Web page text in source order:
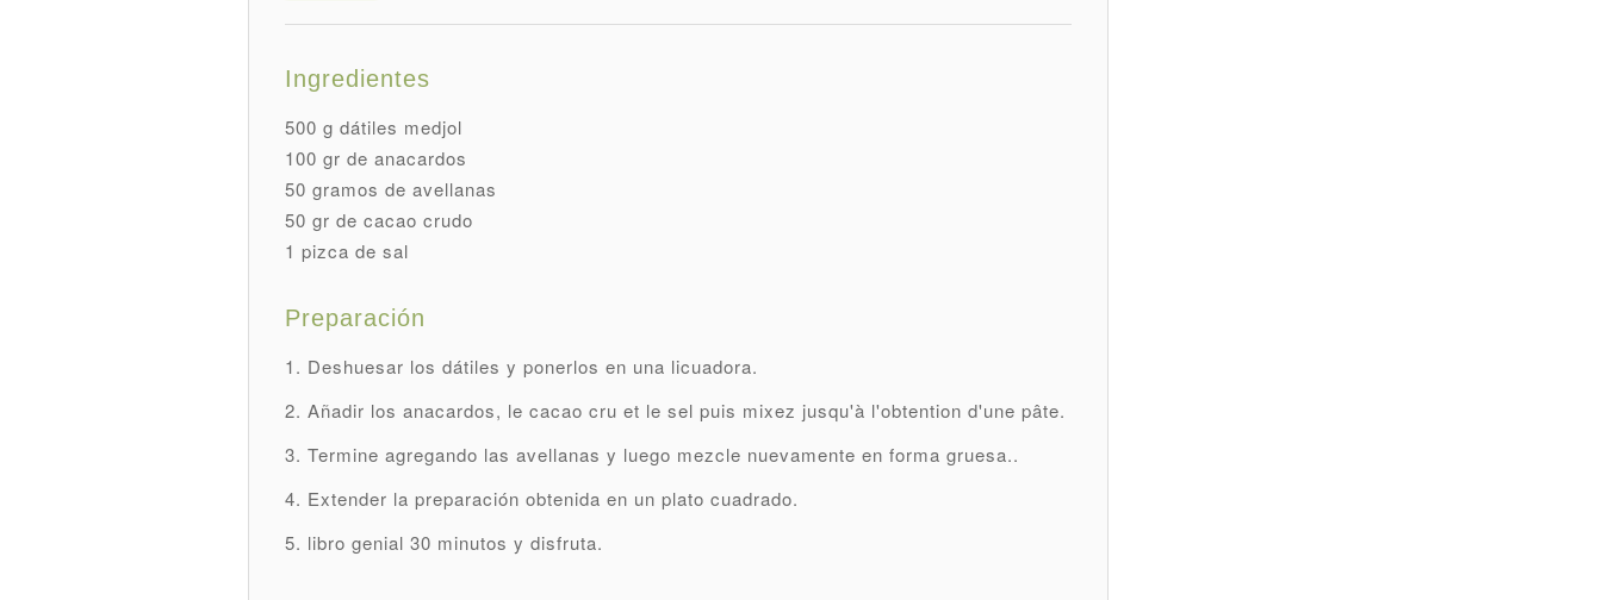
Ingredientes
500 g dátiles medjol
100 gr de anacardos
50 gramos de avellanas
50 gr de cacao crudo
1 pizca de sal
Preparación
Deshuesar los dátiles y ponerlos en una licuadora.
Añadir los anacardos, le cacao cru et le sel puis mixez jusqu'à l'obtention d'une pâte.
Termine agregando las avellanas y luego mezcle nuevamente en forma gruesa..
Extender la preparación obtenida en un plato cuadrado.
libro genial 30 minutos y disfruta.